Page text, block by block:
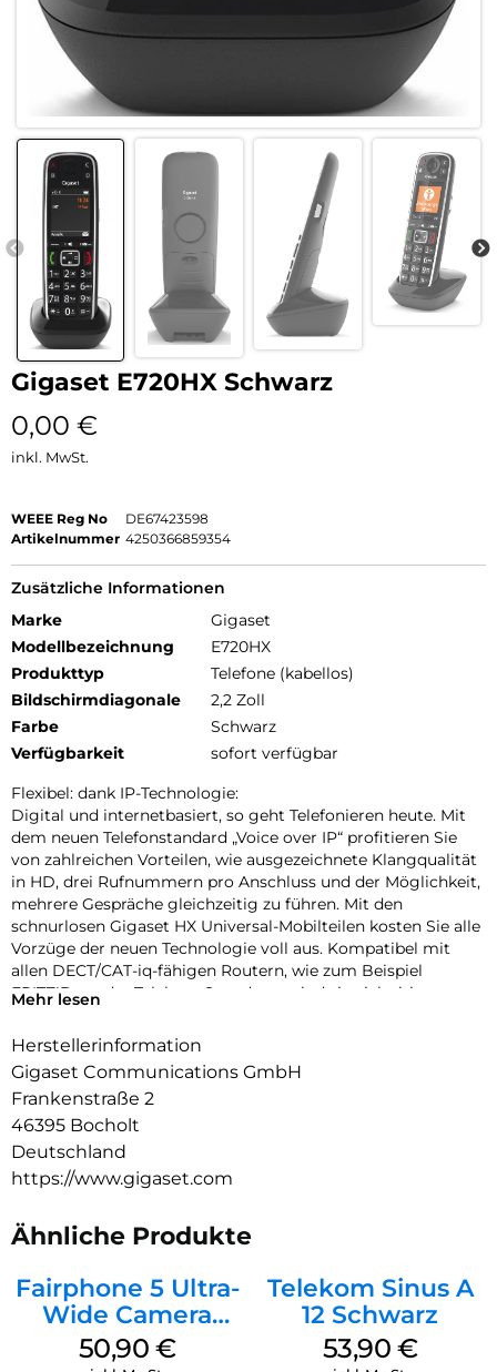
Gigaset E720HX Schwarz
0,00 €
inkl. MwSt.
WEEE Reg No
DE67423598
Artikelnummer 4250366859354
Zusätzliche Informationen
Marke
Gigaset
Modellbezeichnung
E720HX
Produkttyp
Telefone (kabellos)
Bildschirmdiagonale
2,2 Zoll
Farbe
Schwarz
Verfügbarkeit
sofort verfügbar
Flexibel: dank IP-Technologie:
Digital und internetbasiert, so geht Telefonieren heute. Mit
dem neuen Telefonstandard „Voice over IP“ profitieren Sie
von zahlreichen Vorteilen, wie ausgezeichnete Klangqualität
in HD, drei Rufnummern pro Anschluss und der Möglichkeit,
mehrere Gespräche gleichzeitig zu führen. Mit den
schnurlosen Gigaset HX Universal-Mobilteilen kosten Sie alle
Vorzüge der neuen Technologie voll aus. Kompatibel mit
allen DECT/CAT-iq-fähigen Routern, wie zum Beispiel
FRITZ!Box oder Telekom Speedport, sind sie vielseitig
erhalten.
Sicher: der Anrufschutz, der mehr kann:
Viel mehr als eine herkömmliche Rufnummern-Sperrliste
(Blacklist): Beim Gigaset E720HX können Sie bestimmen,
dass das Display bei bekannten Anrufern grün leuchtet – so
werden vertrauenswürdige Personen auf einen Blick
erkennbar. Dafür tragen Sie diese Personen einfach im
„seriöser Anrufer“ im Menü.
Anrufschutz und lassen von vornherein nur bekannte Anrufer
durchstellen (Whitelist).
Ein besonderes Merkmal der Gigaset E720 Familie ist die
Mehr lesen
Herstellerinformation
Gigaset Communications GmbH
Frankenstraße 2
46395 Bocholt
Deutschland
https://www.gigaset.com
Ähnliche Produkte
Fairphone 5 Ultra-
Wide Camera
Schwarz
50,90 €
Telekom Sinus A
12 Schwarz
53,90 €